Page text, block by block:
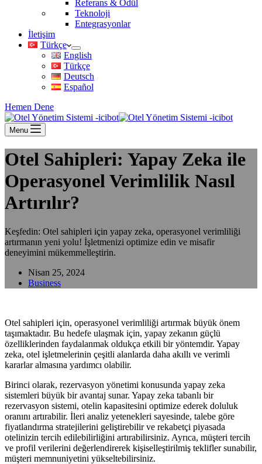
Referans & Ödül
Teknoloji
Entegrasyonlar
İletişim
Türkçe
English
Türkçe
Deutsch
Español
Hemen Dene
Menu
Otel Sahipleri: Yapay Zeka ile
Operasyonel Verimlilik Nasıl
Artırılır?
Keşfedin: Otel sahipleri için yapay zeka, operasyonel verimliliği
artırmanın yeni yolu! İşletmenizi optimize edin ve misafir
deneyimini mükemmelleştirin.
Nisan 25, 2024
Business
Otel sahipleri için, operasyonel verimliliği artırmak büyük önem
taşımaktadır. Bu hedefe ulaşmak için, yapay zekanın güçlü
özelliklerinden faydalanmak oldukça etkili bir yöntemdir. Yapay
zeka, otel işletmelerinin çeşitli alanlarda daha akıllı ve verimli
kararlar almasına yardımcı olabilir.
Birinci olarak, rezervasyon yönetimi konusunda yapay zeka
sistemleri büyük bir avantaj sunar. Yapay zeka tabanlı bir
rezervasyon sistemi, otelin kapasitesini optimize ederek doluluk
oranını artırabilir. İleri analiz yetenekleri sayesinde, talebe göre
fiyatlandırma stratejilerini geliştirebilir ve rekabetçi piyasada
otelinizin tercih edilebilirliğini artırabilirsiniz. Ayrıca, müşteri tercih
ve profil verilerini değerlendirerek kişiselleştirilmiş teklifler sunabilir,
müşteri memnuniyetini yükseltebilirsiniz.